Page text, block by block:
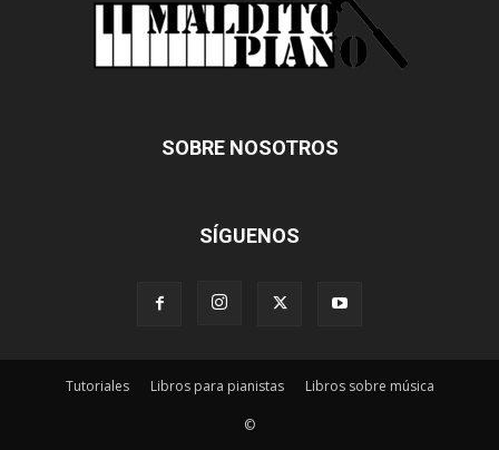
SOBRE NOSOTROS
SÍGUENOS
Tutoriales Libros para pianistas Libros sobre música
©